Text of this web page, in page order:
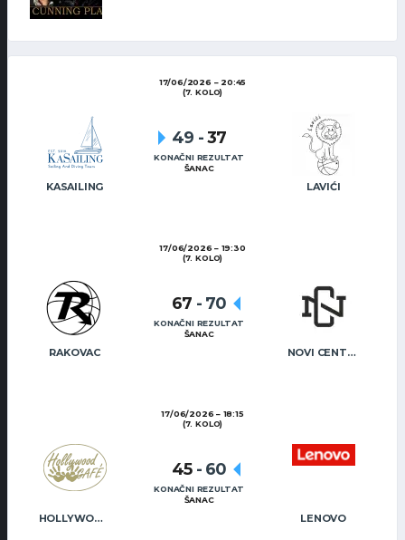
17/06/2026
20:45
(7. KOLO)
KASAILING LAVIĆI
49 -37
KONAČNI REZULTAT
ŠANAC
17/06/2026
19:30
(7. KOLO)
RAKOVAC NOVI CENTAR
67 - 70
KONAČNI REZULTAT
ŠANAC
17/06/2026
18:15
(7. KOLO)
HOLLYWOOD CAFÉ LENOVO
45 - 60
KONAČNI REZULTAT
ŠANAC